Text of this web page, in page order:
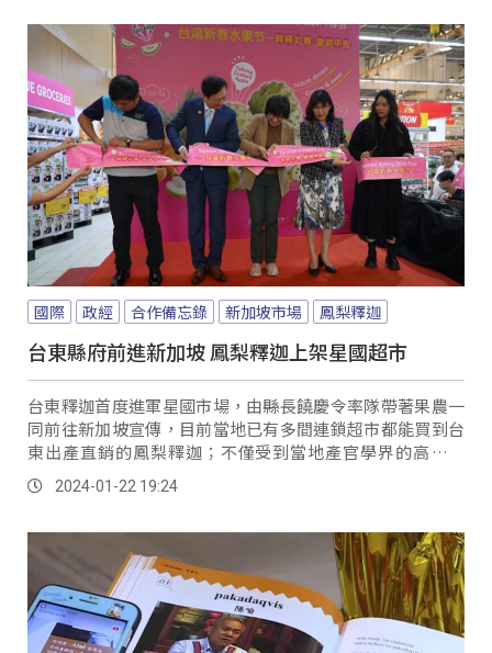
國際 政經 合作備忘錄 新加坡市場 鳳梨釋迦
台東縣府前進新加坡 鳳梨釋迦上架星國超市
台東釋迦首度進軍星國市場，由縣長饒慶令率隊帶著果農一
同前往新加坡宣傳，目前當地已有多間連鎖超市都能買到台
東出產直銷的鳳梨釋迦；不僅受到當地產官學界的高度重
視，果農也對自己的產品很有信心，期待未來能成為穩定的
外銷通路。
2024-01-22 19:24